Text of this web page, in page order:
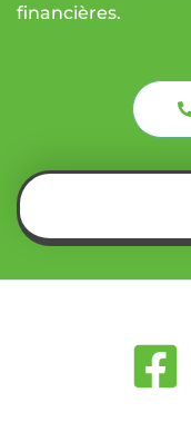
financières.